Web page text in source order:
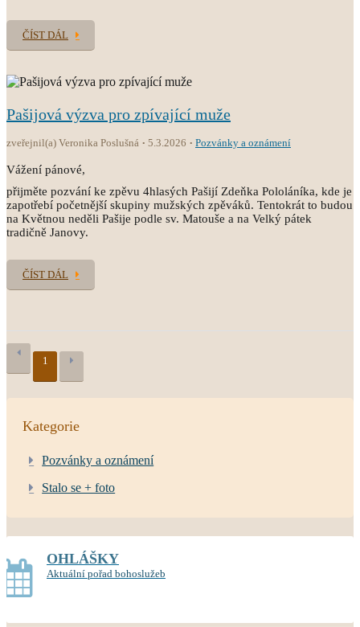
ČÍST DÁL
Pašijová výzva pro zpívající muže
zveřejnil(a) Veronika Poslušná 5.3.2026 Pozvánky a oznámení
Vážení pánové,
přijměte pozvání ke zpěvu 4hlasých Pašijí Zdeňka Pololáníka, kde je
zapotřebí početnější skupiny mužských zpěváků. Tentokrát to budou
na Květnou neděli Pašije podle sv. Matouše a na Velký pátek
tradičně Janovy.
ČÍST DÁL
1
Kategorie
Pozvánky a oznámení
Stalo se + foto
OHLÁŠKY
Aktuální pořad bohoslužeb